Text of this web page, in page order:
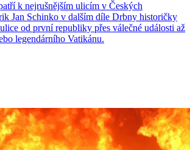
k nejrušnějším ulicím v Českých
Jan Schinko v dalším díle Drbny historičky
od první republiky přes válečné události až
legendárního Vatikánu.